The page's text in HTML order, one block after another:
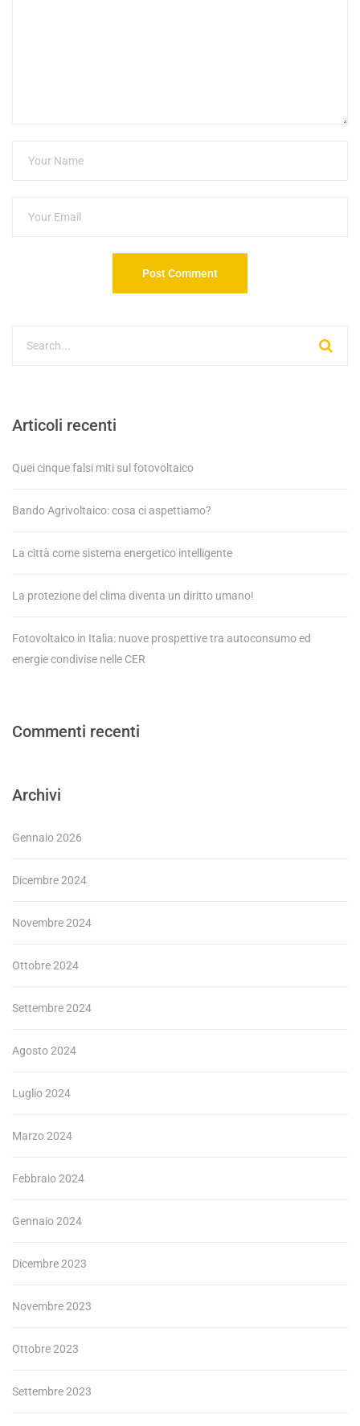
Articoli recenti
Quei cinque falsi miti sul fotovoltaico
Bando Agrivoltaico: cosa ci aspettiamo?
La città come sistema energetico intelligente
La protezione del clima diventa un diritto umano!
Fotovoltaico in Italia: nuove prospettive tra autoconsumo ed
energie condivise nelle CER
Commenti recenti
Archivi
Gennaio 2026
Dicembre 2024
Novembre 2024
Ottobre 2024
Settembre 2024
Agosto 2024
Luglio 2024
Marzo 2024
Febbraio 2024
Gennaio 2024
Dicembre 2023
Novembre 2023
Ottobre 2023
Settembre 2023